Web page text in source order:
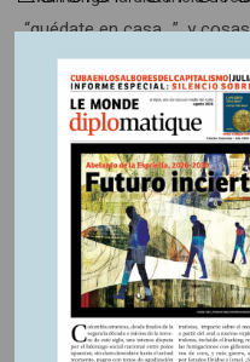
“quédate en casa…”, y
reforzadas por historias
vivieron al borde de la
por la cuantía cotidiana de
El llamado “Mantenga la
inconsecuente, ya que no
transporte público, donde
y para el cual tampoco
transporte que están
personas a quienes la